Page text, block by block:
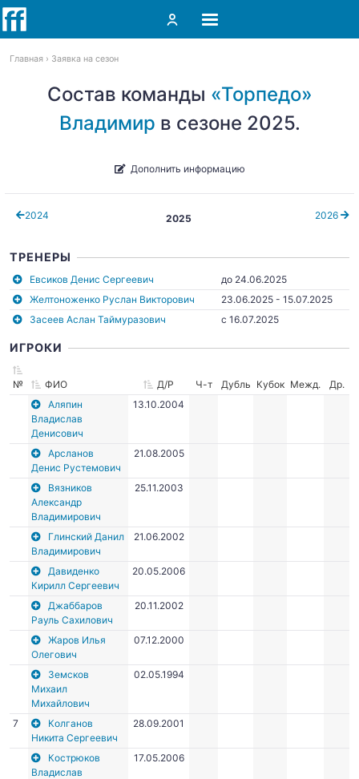
Главная Заявка на сезон
Состав команды «Торпедо»
Владимир в сезоне 2025.
Дополнить информацию
2024 2026
2025
ТРЕНЕРЫ
Евсиков Денис Сергеевич
до 24.06.2025
Желтоноженко Руслан Викторович
23.06.2025 - 15.07.2025
Засеев Аслан Таймуразович
c 16.07.2025
ИГРОКИ
№ ФИО Д/Р Ч-т Дубль Кубок Межд.
Др.
Аляпин
Владислав
Денисович
13.10.2004
Арсланов
Денис Рустемович
21.08.2005
Вязников
Александр
Владимирович
25.11.2003
Глинский Данил
Владимирович
21.06.2002
Давиденко
Кирилл Сергеевич
20.05.2006
Джаббаров
Рауль Сахилович
20.11.2002
Жаров Илья
Олегович
07.12.2000
Земсков
Михаил
Михайлович
02.05.1994
7
Колганов
Никита Сергеевич
28.09.2001
Кострюков
Владислав
17.05.2006